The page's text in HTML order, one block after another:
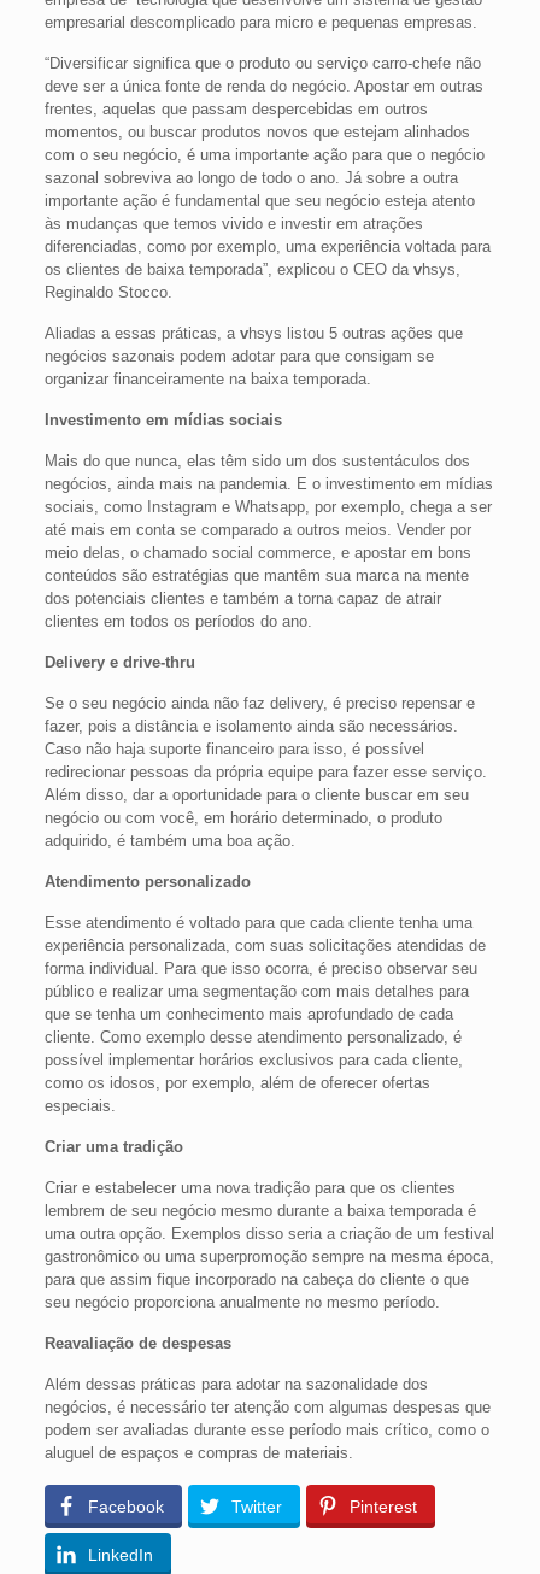
empresarial descomplicado para micro e pequenas empresas.
“Diversificar significa que o produto ou serviço carro-chefe não
deve ser a única fonte de renda do negócio. Apostar em outras
frentes, aquelas que passam despercebidas em outros
momentos, ou buscar produtos novos que estejam alinhados
com o seu negócio, é uma importante ação para que o negócio
sazonal sobreviva ao longo de todo o ano. Já sobre a outra
importante ação é fundamental que seu negócio esteja atento
às mudanças que temos vivido e investir em atrações
diferenciadas, como por exemplo, uma experiência voltada para
os clientes de baixa temporada”, explicou o CEO da vhsys,
Reginaldo Stocco.
Aliadas a essas práticas, a vhsys listou 5 outras ações que
negócios sazonais podem adotar para que consigam se
organizar financeiramente na baixa temporada.
Investimento em mídias sociais
Mais do que nunca, elas têm sido um dos sustentáculos dos
negócios, ainda mais na pandemia. E o investimento em mídias
sociais, como Instagram e Whatsapp, por exemplo, chega a ser
até mais em conta se comparado a outros meios. Vender por
meio delas, o chamado social commerce, e apostar em bons
conteúdos são estratégias que mantêm sua marca na mente
dos potenciais clientes e também a torna capaz de atrair
clientes em todos os períodos do ano.
Delivery e drive-thru
Se o seu negócio ainda não faz delivery, é preciso repensar e
fazer, pois a distância e isolamento ainda são necessários.
Caso não haja suporte financeiro para isso, é possível
redirecionar pessoas da própria equipe para fazer esse serviço.
Além disso, dar a oportunidade para o cliente buscar em seu
negócio ou com você, em horário determinado, o produto
adquirido, é também uma boa ação.
Atendimento personalizado
Esse atendimento é voltado para que cada cliente tenha uma
experiência personalizada, com suas solicitações atendidas de
forma individual. Para que isso ocorra, é preciso observar seu
público e realizar uma segmentação com mais detalhes para
que se tenha um conhecimento mais aprofundado de cada
cliente. Como exemplo desse atendimento personalizado, é
possível implementar horários exclusivos para cada cliente,
como os idosos, por exemplo, além de oferecer ofertas
especiais.
Criar uma tradição
Criar e estabelecer uma nova tradição para que os clientes
lembrem de seu negócio mesmo durante a baixa temporada é
uma outra opção. Exemplos disso seria a criação de um festival
gastronômico ou uma superpromoção sempre na mesma época,
para que assim fique incorporado na cabeça do cliente o que
seu negócio proporciona anualmente no mesmo período.
Reavaliação de despesas
Além dessas práticas para adotar na sazonalidade dos
negócios, é necessário ter atenção com algumas despesas que
podem ser avaliadas durante esse período mais crítico, como o
aluguel de espaços e compras de materiais.
Facebook Twitter Pinterest
LinkedIn